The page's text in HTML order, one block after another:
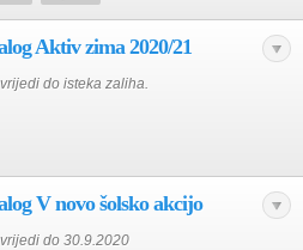
Aktiv zima 2020/21
do isteka zaliha.
V novo šolsko akcijo
do 30.9.2020